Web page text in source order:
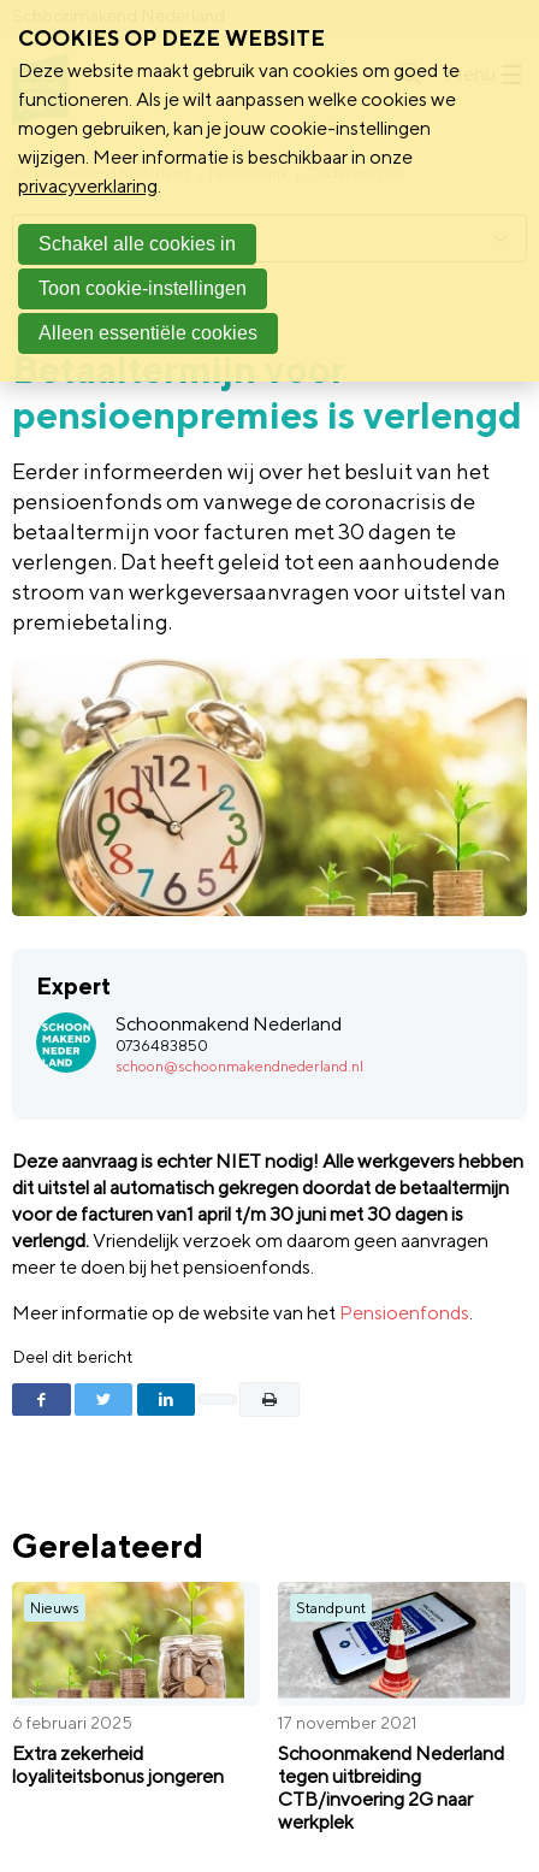
Menu
Schoonmakend Nederland
Nieuws 9 april 2020
Betaaltermijn voor
pensioenpremies is verlengd
Eerder informeerden wij over het besluit van het
pensioenfonds om vanwege de coronacrisis de
betaaltermijn voor facturen met 30 dagen te
verlengen. Dat heeft geleid tot een aanhoudende
stroom van werkgeversaanvragen voor uitstel van
premiebetaling.
Expert
Schoonmakend Nederland
0736483850
schoon@schoonmakendnederland.nl
Deze aanvraag is echter NIET nodig! Alle werkgevers hebben
dit uitstel al automatisch gekregen doordat de betaaltermijn
voor de facturen van1 april t/m 30 juni met 30 dagen is
verlengd.Vriendelijk verzoek om daarom geen aanvragen
meer te doen bij het pensioenfonds.
Meer informatie op de website van het Pensioenfonds.
Deel dit bericht
Gerelateerd
Nieuws
6 februari 2025
Extra zekerheid
loyaliteitsbonus jongeren
Standpunt
17 november 2021
Schoonmakend Nederland
tegen uitbreiding
CTB/invoering 2G naar
werkplek
Menu
COOKIES OP DEZE WEBSITE
Deze website maakt gebruik van cookies om goed te
functioneren. Als je wilt aanpassen welke cookies we
mogen gebruiken, kan je jouw cookie-instellingen
wijzigen. Meer informatie is beschikbaar in onze
privacyverklaring.
Schakel alle cookies in
Toon cookie-instellingen
Alleen essentiële cookies